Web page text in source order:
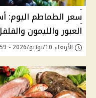
سعر الطماطم اليوم:
العبور والليمون
الأربعاء 10/يونيو/2026 - 09:59 ص